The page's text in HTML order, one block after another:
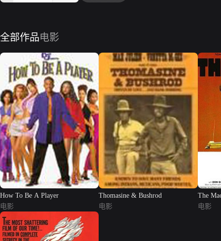
全部作品电影
How To Be A Player
电影
Thomasine & Bushrod
电影
The
电影